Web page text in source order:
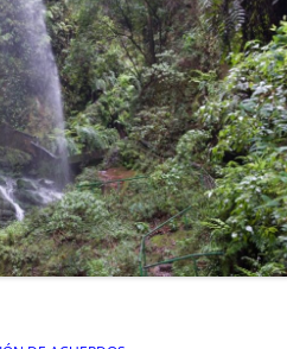
LOGOTIPO
ENTREVISTAS
SONRISA
ENVÍA CORREO
CANALES DE VÍDEO